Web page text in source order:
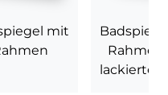
mit
Rahmen